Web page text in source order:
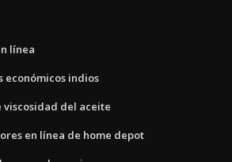
línea
económicos indios
viscosidad del aceite
en línea de home depot